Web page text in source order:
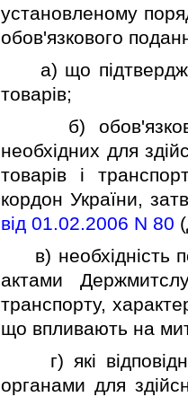
установленому
обов'язкового
а) що
товарiв;
б) обов'язковi
необхiдних для
товарiв i
кордон України,
вiд 01.02.2006 N 80
в) необхiднiсть
актами
транспорту,
що впливають на
г) якi вiдповiдно
органами для